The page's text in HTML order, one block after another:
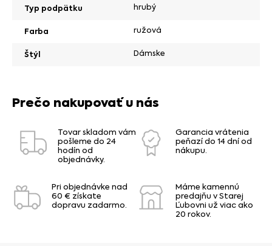
Typ podpätku hrubý
Farba ružová
Štýl Dámske
Prečo nakupovať u nás
Tovar skladom vám
pošleme do 24
hodín od
objednávky.
Garancia vrátenia
peňazí do 14 dní od
nákupu.
Pri objednávke nad
60 € získate
dopravu zadarmo.
Máme kamennú
predajňu v Starej
Ľubovni už viac ako
20 rokov.